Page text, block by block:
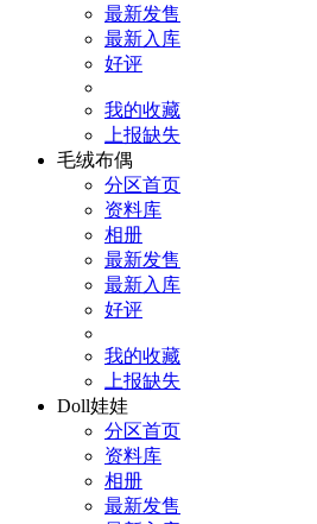
最新发售
最新入库
好评
我的收藏
上报缺失
毛绒布偶
分区首页
资料库
相册
最新发售
最新入库
好评
我的收藏
上报缺失
Doll娃娃
分区首页
资料库
相册
最新发售